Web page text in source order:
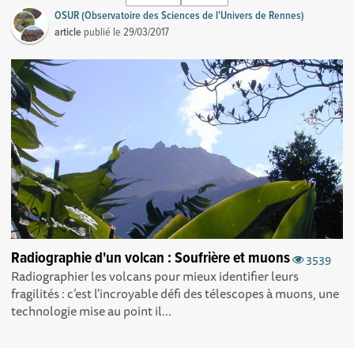
OSUR (Observatoire des Sciences de l'Univers de Rennes)
article publié le29/03/2017
3539
Radiographie d'un volcan : Soufrière et muons
Radiographier les volcans pour mieux identifier leurs
fragilités : c’est l'incroyable défi des télescopes à muons, une
technologie mise au point il...